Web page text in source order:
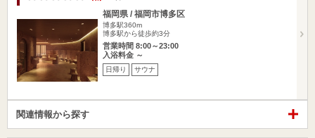
福岡県 / 福岡市博多区
博多駅360m
博多駅から徒歩約3分
営業時間 8:00～23:00
入浴料金 ～
日帰り サウナ
関連情報から探す